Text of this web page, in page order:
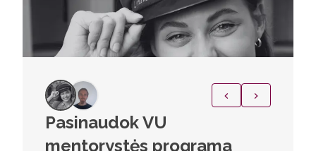
Pasinaudok VU
mentorystės programa